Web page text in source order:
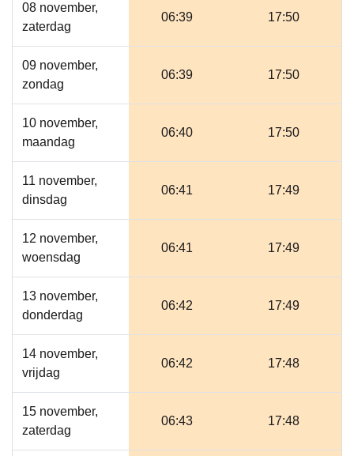
08 november,
zaterdag
06:39 17:50
09 november,
zondag
06:39 17:50
10 november,
maandag
06:40 17:50
11 november,
dinsdag
06:41 17:49
12 november,
woensdag
06:41 17:49
13 november,
donderdag
06:42 17:49
14 november,
vrijdag
06:42 17:48
15 november,
zaterdag
06:43 17:48